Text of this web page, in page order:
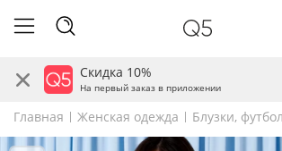
Скидка 10%
На первый заказ в приложении
Главная Женская одежда Блузки,